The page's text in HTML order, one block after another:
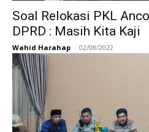
Soal Relokasi PKL
DPRD : Masih Kita Kaji
Wahid Harahap - 02/08/2022